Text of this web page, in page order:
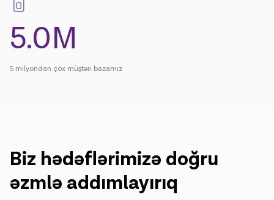
5.0M
5 milyondan çox müştəri bazamız
Biz hədəflərimizə doğru
əzmlə addımlayırıq